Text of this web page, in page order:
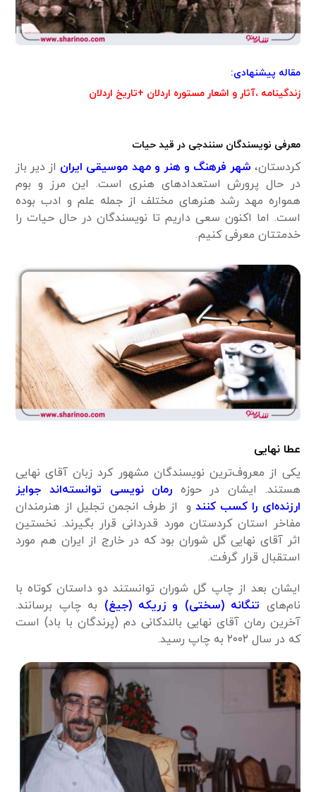
مقاله پیشنهادی:
زندگینامه ،آثار و اشعار مستوره اردلان +تاریخ اردلان
معرفی نویسندگان سنندجی در قید حیات
کردستان، شهر فرهنگ و هنر و مهد موسیقی ایران از دیر باز
در حال پرورش استعدادهای هنری است‌‌. این مرز و بوم
همواره مهد رشد هنرهای مختلف از جمله علم و ادب بوده
است. اما اکنون سعی داریم تا نویسندگان در حال حیات را
خدمتتان معرفی کنیم.
عطا نهایی
یکی از معروف‌ترین نویسندگان مشهور کرد زبان آقای نهایی
هستند. ایشان در حوزه رمان نویسی توانسته‌اند جوایز
ارزنده‌ای را کسب کنندو از طرف انجمن تجلیل از هنرمندان
مفاخر استان کردستان مورد قدردانی قرار بگیرند. نخستین
اثر آقای نهایی گل شوران بود که در خارج از ایران هم مورد
استقبال قرار گرفت.
ایشان بعد از چاپ گل شوران توانستند دو داستان کوتاه با
نام‌های تنگانه (سختی) و زریکه (جیغ) به چاپ برسانند.
آخرین رمان آقای نهایی بالندکانی دم (پرندگان با باد) است
که در سال ۲۰۰۲ به چاپ رسید.